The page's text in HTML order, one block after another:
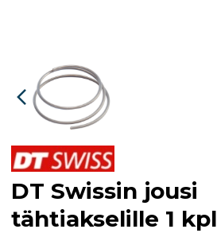
DT Swissin jousi
tähtiakselille 1 kpl